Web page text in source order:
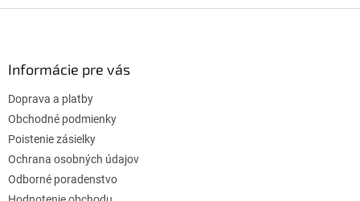
Informácie pre vás
Doprava a platby
Obchodné podmienky
Poistenie zásielky
Ochrana osobných údajov
Odborné poradenstvo